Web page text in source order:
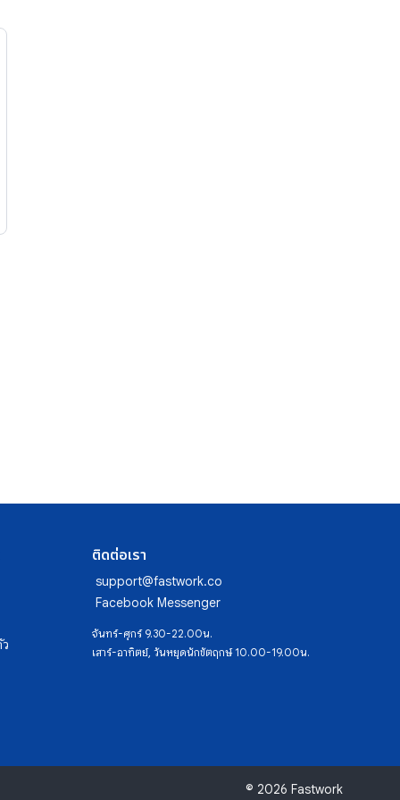
ติดต่อเรา
support@fastwork.co
Facebook Messenger
จันทร์-ศุกร์ 9.30-22.00น.
เสาร์-อาทิตย์, วันหยุดนักขัตฤกษ์ 10.00-19.00น.
© 2026 Fastwork